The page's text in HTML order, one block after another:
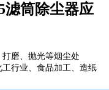
滤筒除尘器应
磨、抛光等烟尘处
行业、食品加工、造纸